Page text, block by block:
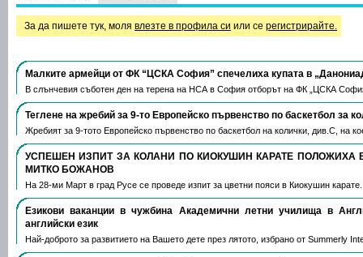
За да пишете тук, моля влезте в профила си или се регистрирайте.
Малките армейци от ФК “ЦСКА София” спечелиха купата в
В слънчевия съботен ден на терена на НСА в София отборът на ФК „ЦСКА
Теглене на жребий за 9-то Европейско първенство по баскетбол за
Жребият за 9-тото Европейско първенство по баскетбол на колички, див.С, на
УСПЕШЕН ИЗПИТ ЗА КОЛАНИ ПО КИОКУШИН КАРАТЕ ПОЛОЖИХА
МИТКО БОЖАНОВ
На 28-ми Март в град Русе се проведе изпит за цветни пояси в Киокушин
Езикови ваканции​ в чужбина Академични летни училища в
английски език
Най-доброто за развитието на Вашето дете през лятото, избрано от Summerly